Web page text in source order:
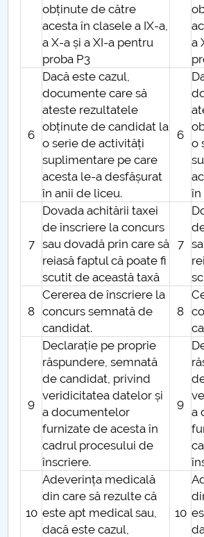
Chestionar angajabilitate ALUMNI
CAR2026
MENIU CANTINA
ADMITERE vocational MUZ, ACT
ADMITERE mixt Arte Vizuale
ADMITERE dosar LL, LMA, IST,
ADMITERE LICENTA SESIUNEA III
ADMITERE LICENȚĂ SESIUNEA II
Admitere masterat
Sesiuni Admitere
ÎNMATRICULARE
LOCURI SUBVENȚIONATE
TAXE DE ȘCOLARIZARE
Admitere - Faze
Taxe
obținute de către
acesta în clasele a IX-a,
a X-a și a XI-a pentru
proba P3
a
6
Dacă este cazul,
documente care să
ateste rezultatele
obținute de candidat la
o serie de activități
suplimentare pe care
acesta le-a desfășurat
în anii de liceu.
6
o
în
7
Dovada achitării taxei
de înscriere la concurs
sau dovadă prin care să
reiasă faptul că poate fi
scutit de această taxă
7
8
Cererea de înscriere la
concurs semnată de
candidat.
8
9
Declarație pe proprie
răspundere, semnată
de candidat, privind
veridicitatea datelor și
a documentelor
furnizate de acesta în
cadrul procesului de
înscriere.
9
a
10
Adeverința medicală
din care să rezulte că
este apt medical sau,
dacă este cazul,
10